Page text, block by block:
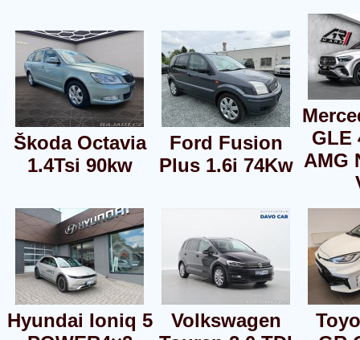
Škoda Octavia
1.4Tsi 90kw
Ford Fusion
Plus 1.6i 74Kw
GLE
AMG
Hyundai Ioniq 5
Volkswagen